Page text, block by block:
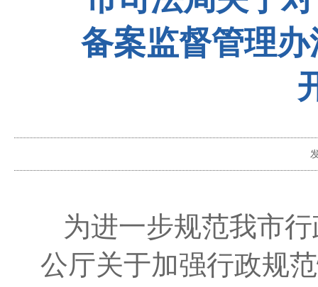
备案监督管理
为进一步规范我市
公厅关于加强行政规